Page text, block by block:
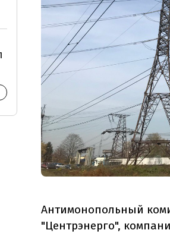
Антимонопольный
"Центрэнерго",